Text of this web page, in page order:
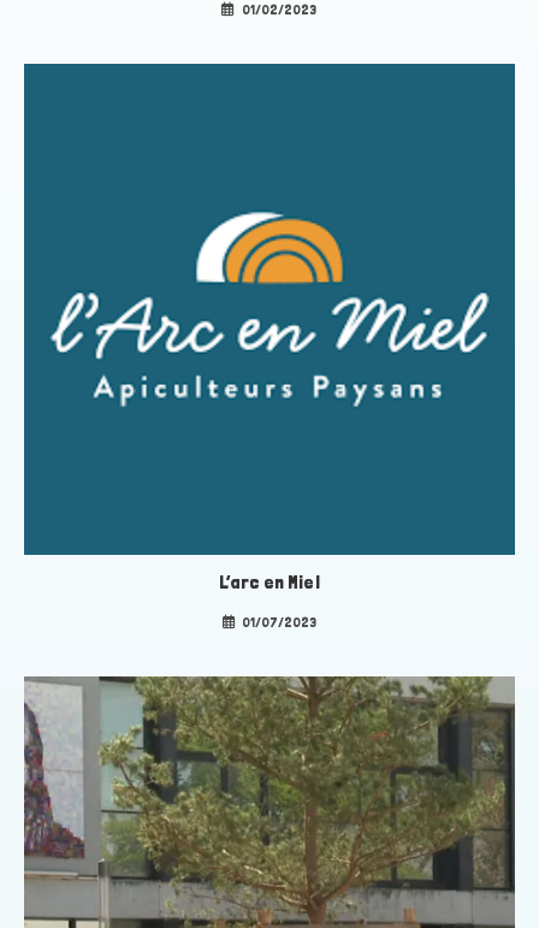
01/02/2023
L’arc en Miel
01/07/2023